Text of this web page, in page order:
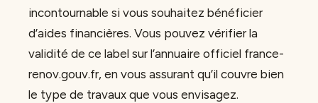
incontournable si vous souhaitez bénéficier
d’aides financières. Vous pouvez vérifier la
validité de ce label sur l’annuaire officiel france-
renov.gouv.fr, en vous assurant qu’il couvre bien
le type de travaux que vous envisagez.